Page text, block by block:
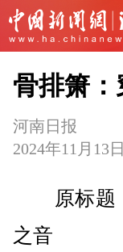
骨排箫
河南日报
2024年11月13
原标题：
之音